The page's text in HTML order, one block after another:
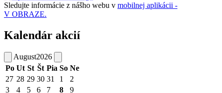
Sledujte informácie z nášho webu v mobilnej aplikácii -
V OBRAZE.
Kalendár akcií
August2026
Po Ut St Št Pia So Ne
27 28 29 30 31 1
2
3
4 5 6 7 8
9